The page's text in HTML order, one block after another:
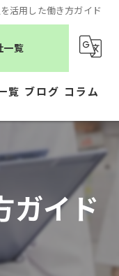
活用した働き方ガイド
一覧
覧
メディカルネット
ジェムス
かもめ薬局
トレーフル
ブログ コラム
ガイド